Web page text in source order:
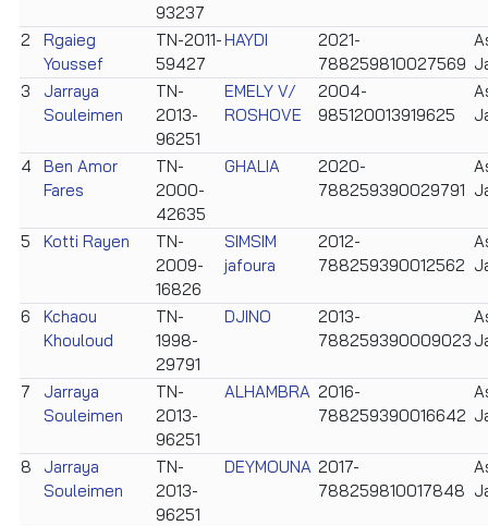
93237
2
Rgaieg
Youssef
TN-2011-
59427
HAYDI
2021-
788259810027569
3
Jarraya
Souleimen
TN-
2013-
96251
EMELY V/
ROSHOVE
2004-
985120013919625
4
Ben Amor
Fares
TN-
2000-
42635
GHALIA
2020-
788259390029791
5 Kotti Rayen
TN-
2009-
16826
SIMSIM
jafoura
2012-
788259390012562
6
Kchaou
Khouloud
TN-
1998-
29791
DJINO
2013-
788259390009023
7
Jarraya
Souleimen
TN-
2013-
96251
ALHAMBRA 2016-
788259390016642
8
Jarraya
Souleimen
TN-
2013-
96251
DEYMOUNA 2017-
788259810017848